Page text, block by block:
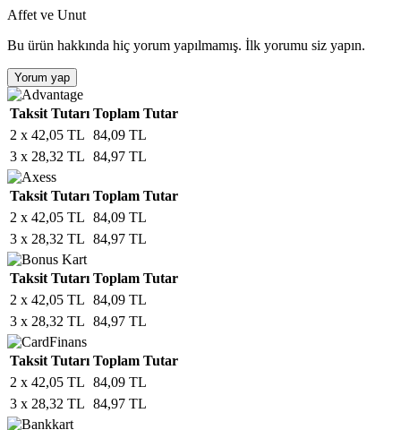
Affet ve Unut
Bu ürün hakkında hiç yorum yapılmamış. İlk yorumu siz yapın.
Yorum yap
Taksit Tutarı Toplam Tutar
2 x 42,05 TL 84,09 TL
3 x 28,32 TL 84,97 TL
Taksit Tutarı Toplam Tutar
2 x 42,05 TL 84,09 TL
3 x 28,32 TL 84,97 TL
Taksit Tutarı Toplam Tutar
2 x 42,05 TL 84,09 TL
3 x 28,32 TL 84,97 TL
Taksit Tutarı Toplam Tutar
2 x 42,05 TL 84,09 TL
3 x 28,32 TL 84,97 TL